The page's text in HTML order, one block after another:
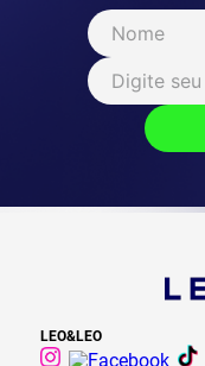
LEO&LEO